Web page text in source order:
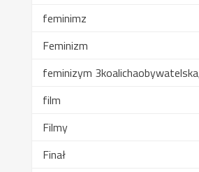
feminimz
Feminizm
feminizym
film
Filmy
Finał